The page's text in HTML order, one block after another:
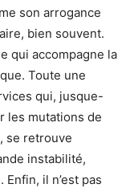
son arrogance
bien souvent.
qui accompagne la
Toute une
qui, jusque-
les mutations de
se retrouve
instabilité,
il n’est pas